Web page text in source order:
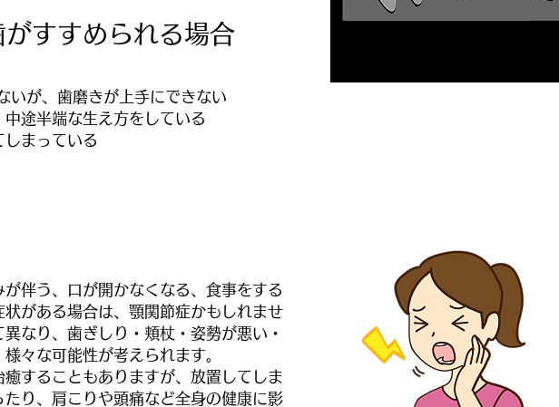
すすめられる場合
いが、歯磨きが上手にできない
途半端な生え方をしている
まっている
伴う、口が開かなくなる、食事をする
がある場合は、顎関節症かもしれませ
なり、歯ぎしり・頬杖・姿勢が悪い・
々な可能性が考えられます。
することもありますが、放置してしま
り、肩こりや頭痛など全身の健康に影